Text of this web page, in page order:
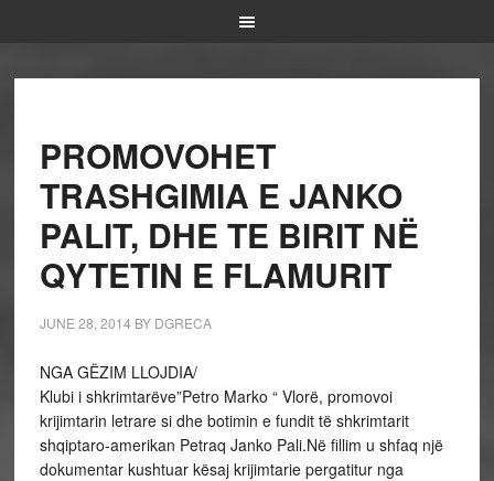
PROMOVOHET
TRASHGIMIA E JANKO
PALIT, DHE TE BIRIT NË
QYTETIN E FLAMURIT
JUNE 28, 2014 BY DGRECA
NGA GËZIM LLOJDIA/
Klubi i shkrimtarëve”Petro Marko “ Vlorë, promovoi
krijimtarin letrare si dhe botimin e fundit të shkrimtarit
shqiptaro-amerikan Petraq Janko Pali.Në fillim u shfaq një
dokumentar kushtuar kësaj krijimtarie pergatitur nga